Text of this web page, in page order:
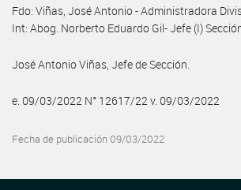
Fdo: Viñas, José Antonio - Administradora
Int: Abog. Norberto Eduardo Gil- Jefe (I)
José Antonio Viñas, Jefe de Sección.
e. 09/03/2022 N° 12617/22 v. 09/03/2022
Fecha de publicación 09/03/2022